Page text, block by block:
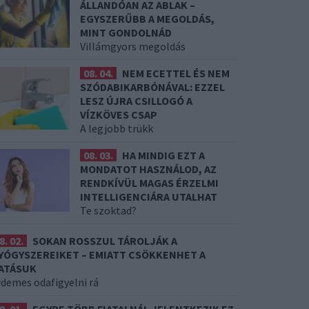
ÁLLANDÓAN AZ ABLAK –
EGYSZERŰBB A MEGOLDÁS,
MINT GONDOLNÁD
Villámgyors megoldás
08. 04.
NEM ECETTEL ÉS NEM
SZÓDABIKARBÓNÁVAL: EZZEL
LESZ ÚJRA CSILLOGÓ A
VÍZKÖVES CSAP
A legjobb trükk
08. 03.
HA MINDIG EZT A
MONDATOT HASZNÁLOD, AZ
RENDKÍVÜL MAGAS ÉRZELMI
INTELLIGENCIÁRA UTALHAT
Te szoktad?
02.
SOKAN ROSSZUL TÁROLJÁK A
– EMIATT CSÖKKENHET A
odafigyelni rá